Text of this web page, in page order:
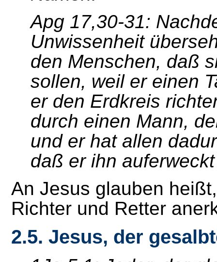
Apg 17,30-31:
Unwissenheit
den Menschen, daß
sollen, weil er einen
er den Erdkreis
durch einen Mann,
und er hat allen
daß er ihn
An Jesus glauben
Richter und Retter
2.5. Jesus, der